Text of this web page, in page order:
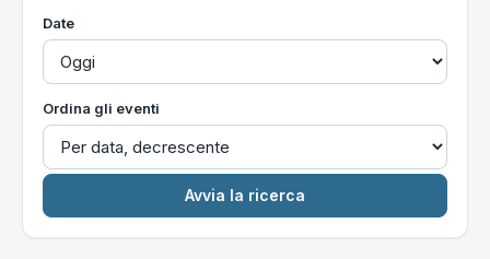
Date
Ordina gli eventi